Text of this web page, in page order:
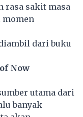
rasa sakit masa
momen
daribuku
Now
utama dari
banyak